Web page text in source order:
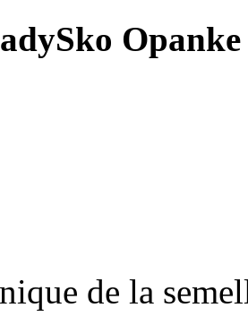
Opanke
de la